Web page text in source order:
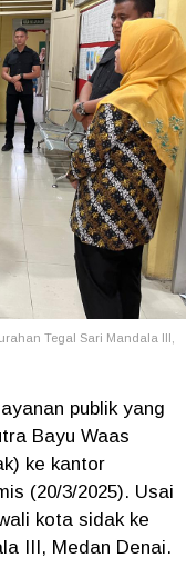
Tegal Sari Mandala III,
publik yang
Bayu Waas
ke kantor
(20/3/2025). Usai
kota sidak ke
III, Medan Denai.